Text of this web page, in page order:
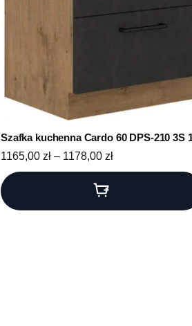
Szafka kuchenna Cardo 60 DPS-210 3S
1165,00 zł – 1178,00 złZakres cen: od